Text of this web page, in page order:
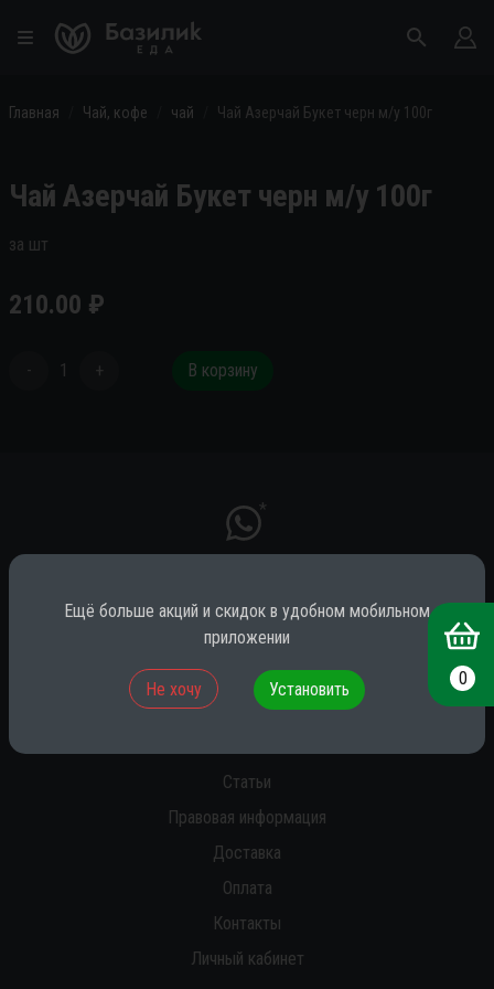
Главная Чай, кофе чай Чай Азерчай Букет черн м/у 100г
Чай Азерчай Букет черн м/у 100г
за шт
210.00 ₽
- 1 + В корзину
*
* принадлежит компании Meta (признана экстремистской на территории
РФ)
О нас
Статьи
Правовая информация
Доставка
Оплата
Контакты
Личный кабинет
0
Ещё больше акций и скидок в удобном мобильном
приложении
Не хочу Установить